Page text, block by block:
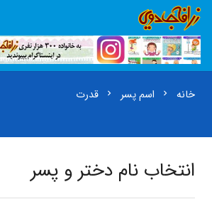
خانه chevron_right اسم پسر chevron_right قدرت
انتخاب نام دختر و پسر